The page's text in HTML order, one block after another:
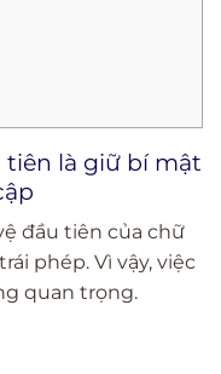
tiên là giữ bí mật
đầu tiên của chữ
phép. Vì vậy, việc
quan trọng.